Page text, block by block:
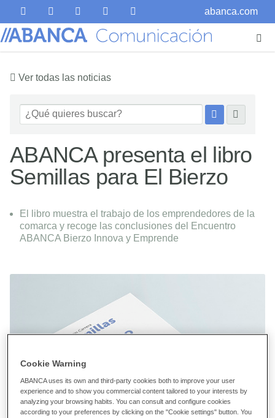
abanca.com
Ver todas las noticias
ABANCA presenta el libro
Semillas para El Bierzo
El libro muestra el trabajo de los emprendedores de la
comarca y recoge las conclusiones del Encuentro
ABANCA Bierzo Innova y Emprende
Cookie Warning
ABANCA uses its own and third-party cookies both to improve your user
experience and to show you commercial content tailored to your interests by
analyzing your browsing habits. You can consult and configure cookies
according to your preferences by clicking on the "Cookie settings" button. You